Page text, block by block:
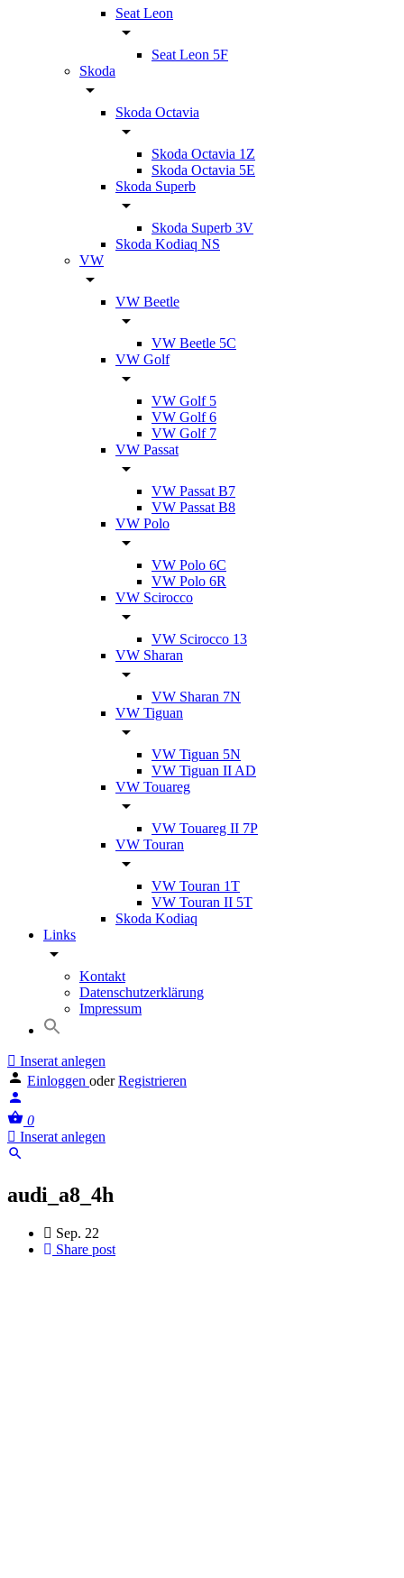
Seat Leon
Seat Leon 5F
Skoda
Skoda Octavia
Skoda Octavia 1Z
Skoda Octavia 5E
Skoda Superb
Skoda Superb 3V
Skoda Kodiaq NS
VW
VW Beetle
VW Beetle 5C
VW Golf
VW Golf 5
VW Golf 6
VW Golf 7
VW Passat
VW Passat B7
VW Passat B8
VW Polo
VW Polo 6C
VW Polo 6R
VW Scirocco
VW Scirocco 13
VW Sharan
VW Sharan 7N
VW Tiguan
VW Tiguan 5N
VW Tiguan II AD
VW Touareg
VW Touareg II 7P
VW Touran
VW Touran 1T
VW Touran II 5T
Skoda Kodiaq
Links
Kontakt
Datenschutzerklärung
Impressum
Inserat anlegen
Einloggen oder Registrieren
0
Inserat anlegen
audi_a8_4h
Sep. 22
Share post